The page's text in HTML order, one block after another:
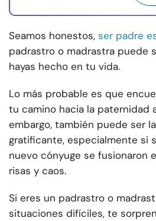
Seamos honestos, ser padre
padrastro o madrastra puede
hayas hecho en tu vida.
Lo más probable es que
tu camino hacia la paternidad
embargo, también puede ser
gratificante, especialmente si
nuevo cónyuge se fusionaron
risas y caos.
Si eres un padrastro o
situaciones difíciles, te